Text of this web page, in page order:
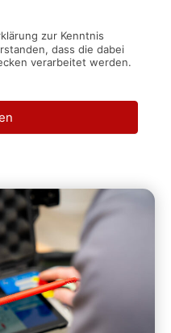
zur Kenntnis
dass die dabei
verarbeitet werden.